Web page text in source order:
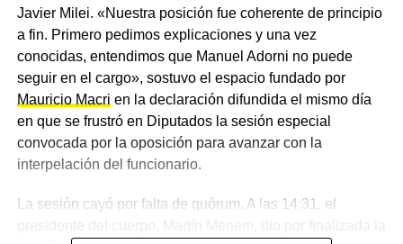
Javier Milei. «Nuestra posición fue coherente de principio
a fin. Primero pedimos explicaciones y una vez
conocidas, entendimos que Manuel Adorni no puede
seguir en el cargo», sostuvo el espacio fundado por
Mauricio Macri en la declaración difundida el mismo día
en que se frustró en Diputados la sesión especial
convocada por la oposición para avanzar con la
interpelación del funcionario.
La sesión cayó por falta de quórum. A las 14:31, el